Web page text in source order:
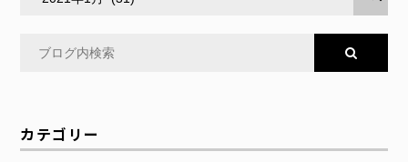
カテゴリー